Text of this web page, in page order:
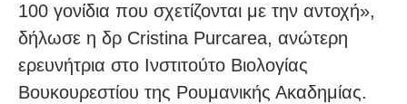
100 γονίδια που σχετίζονται με την αντοχή»,
δήλωσε η δρ Cristina Purcarea, ανώτερη
ερευνήτρια στο Ινστιτούτο Βιολογίας
Βουκουρεστίου της Ρουμανικής Ακαδημίας.